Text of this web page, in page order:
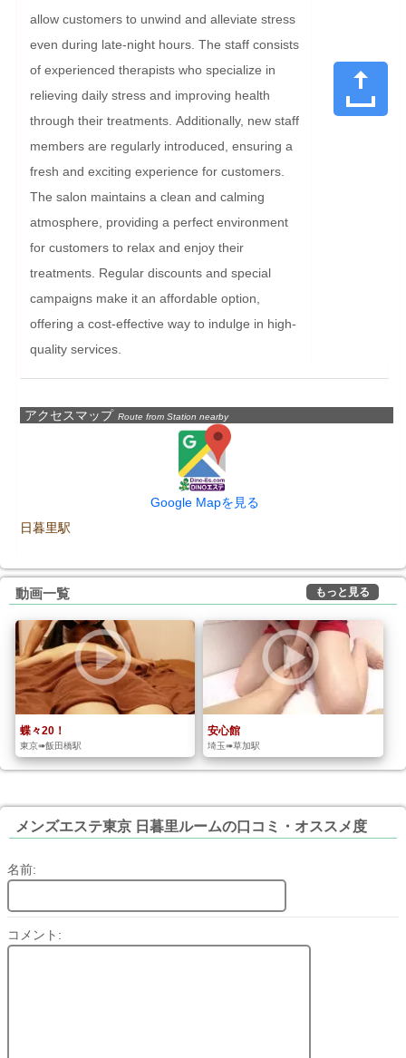
allow customers to unwind and alleviate stress
even during late-night hours. The staff consists
of experienced therapists who specialize in
relieving daily stress and improving health
through their treatments. Additionally, new staff
members are regularly introduced, ensuring a
fresh and exciting experience for customers.
The salon maintains a clean and calming
atmosphere, providing a perfect environment
for customers to relax and enjoy their
treatments. Regular discounts and special
campaigns make it an affordable option,
offering a cost-effective way to indulge in high-
quality services.
アクセスマップ Route from Station nearby
Google Mapを見る
日暮里駅
動画一覧 もっと見る
蝶々20！
東京➠飯田橋駅
安心館
埼玉➠草加駅
メンズエステ東京 日暮里ルームの口コミ・オススメ度
名前:
コメント: